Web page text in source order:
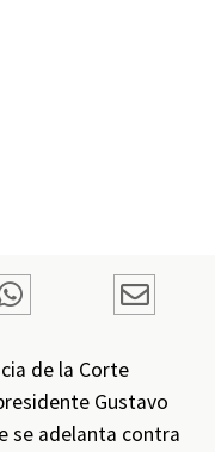
de la Corte
Gustavo
se adelanta contra